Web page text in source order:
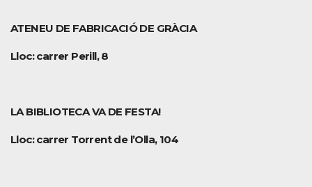
ATENEU DE FABRICACIÓ DE GRÀCIA
Lloc: carrer Perill, 8
LA BIBLIOTECA VA DE FESTA!
Lloc: carrer Torrent de l’Olla, 104